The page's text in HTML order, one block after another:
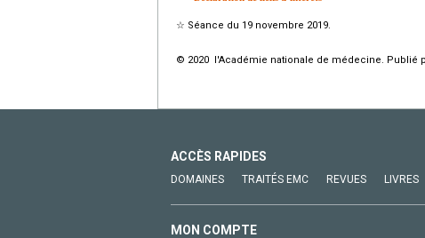
☆ Séance du 19 novembre 2019.
© 2020 l'Académie nationale de médecine. Publié
ACCÈS RAPIDES
DOMAINES TRAITÉS EMC REVUES LIVRES
MON COMPTE